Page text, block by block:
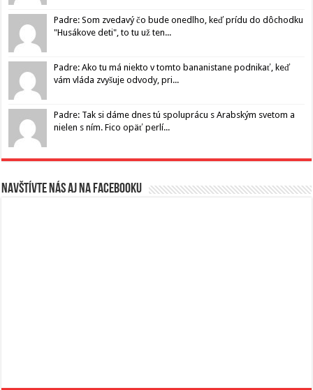
Padre: Som zvedavý čo bude onedlho, keď prídu do dôchodku
"Husákove deti", to tu už ten...
Padre: Ako tu má niekto v tomto bananistane podnikať, keď
vám vláda zvyšuje odvody, pri...
Padre: Tak si dáme dnes tú spoluprácu s Arabským svetom a
nielen s ním. Fico opäť perlí...
Navštívte nás aj na Facebooku